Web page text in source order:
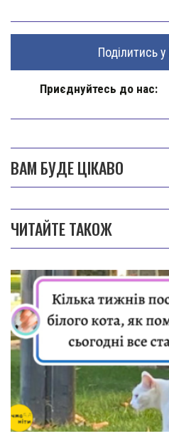
Поділитись у
Приєднуйтесь до нас:
ВАМ БУДЕ ЦІКАВО
ЧИТАЙТЕ ТАКОЖ